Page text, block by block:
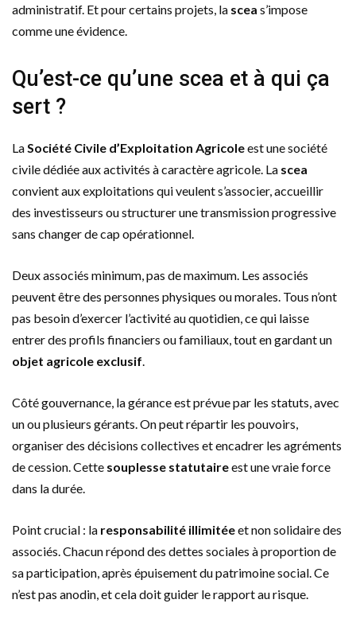
administratif. Et pour certains projets, la scea s’impose
comme une évidence.
Qu’est-ce qu’une scea et à qui ça
sert ?
LaSociété Civile d’Exploitation Agricoleest une société
civile dédiée aux activités à caractère agricole. La scea
convient aux exploitations qui veulent s’associer, accueillir
des investisseurs ou structurer une transmission progressive
sans changer de cap opérationnel.
Deux associés minimum, pas de maximum. Les associés
peuvent être des personnes physiques ou morales. Tous n’ont
pas besoin d’exercer l’activité au quotidien, ce qui laisse
entrer des profils financiers ou familiaux, tout en gardant un
objet agricole exclusif.
Côté gouvernance, la gérance est prévue par les statuts, avec
un ou plusieurs gérants. On peut répartir les pouvoirs,
organiser des décisions collectives et encadrer les agréments
de cession. Cette souplesse statutaireest une vraie force
dans la durée.
Point crucial : la responsabilité illimitéeet non solidaire des
associés. Chacun répond des dettes sociales à proportion de
sa participation, après épuisement du patrimoine social. Ce
n’est pas anodin, et cela doit guider le rapport au risque.